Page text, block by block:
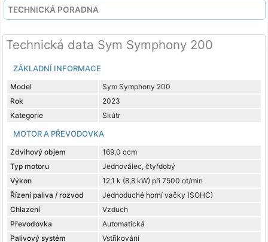
TECHNICKÁ PORADNA
Technická data Sym Symphony 200
ZÁKLADNÍ INFORMACE
Model
Sym Symphony 200
Rok
2023
Kategorie
Skútr
MOTOR A PŘEVODOVKA
Zdvihový objem
169,0 ccm
Typ motoru
Jednoválec, čtyřdobý
Výkon
12,1 k (8,8 kW) při 7500 ot/min
Řízení paliva / rozvod
Jednoduché horní vačky (SOHC)
Chlazení
Vzduch
Převodovka
Automatická
Palivový systém
Vstřikování